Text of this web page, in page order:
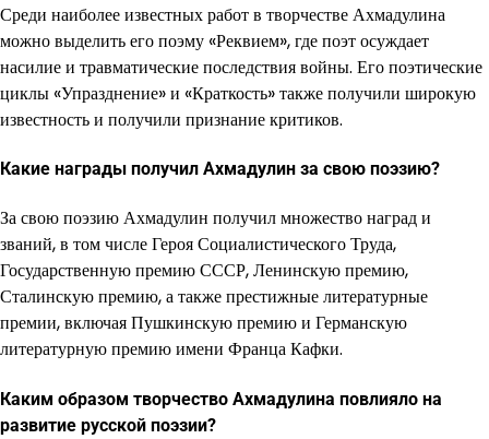
Среди наиболее известных работ в творчестве Ахмадулина
можно выделить его поэму «Реквием», где поэт осуждает
насилие и травматические последствия войны. Его поэтические
циклы «Упразднение» и «Краткость» также получили широкую
известность и получили признание критиков.
Какие награды получил Ахмадулин за свою поэзию?
За свою поэзию Ахмадулин получил множество наград и
званий, в том числе Героя Социалистического Труда,
Государственную премию СССР, Ленинскую премию,
Сталинскую премию, а также престижные литературные
премии, включая Пушкинскую премию и Германскую
литературную премию имени Франца Кафки.
Каким образом творчество Ахмадулина повлияло на
развитие русской поэзии?